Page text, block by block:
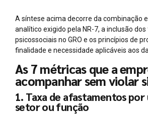
A síntese acima decorre da combinação
analítico exigido pela NR-7, a inclusão
psicossociais no GRO e os princípios de
finalidade e necessidade aplicáveis aos
As 7 métricas que a
acompanhar sem violar
1. Taxa de afastamentos por
setor ou função